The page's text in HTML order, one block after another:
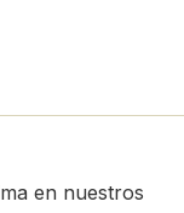
en nuestros